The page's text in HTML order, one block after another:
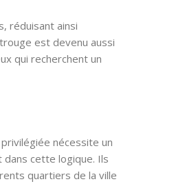
réduisant ainsi
est devenu aussi
qui recherchent un
nécessite un
cette logique. Ils
quartiers de la ville